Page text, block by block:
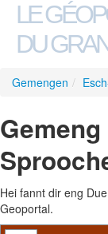
LE
DU
Gemengen /
Hei fannt dir eng
Geoportal.